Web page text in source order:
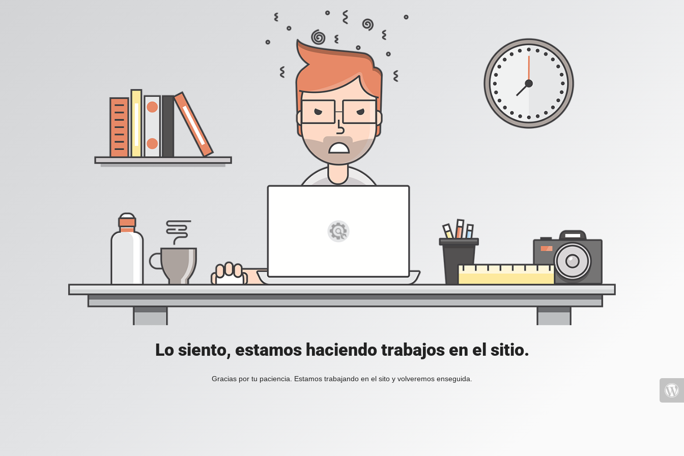
Lo siento, estamos haciendo trabajos en el sitio.
Gracias por tu paciencia. Estamos trabajando en el sito y volveremos enseguida.